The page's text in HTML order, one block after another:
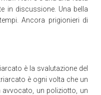
in discussione. Una bella
Ancora prigionieri di
è la svalutazione del
è ogni volta che un
un poliziotto, un